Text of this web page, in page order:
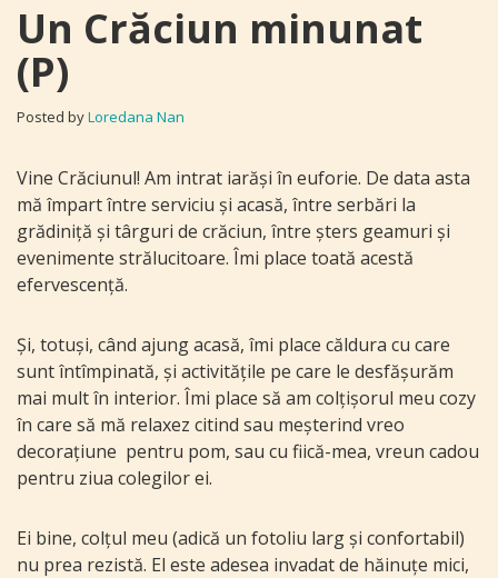
Un Crăciun minunat
(P)
Posted byLoredana Nan
Vine Crăciunul! Am intrat iarăși în euforie. De data asta
mă împart între serviciu și acasă, între serbări la
grădiniță și târguri de crăciun, între șters geamuri și
evenimente strălucitoare. Îmi place toată acestă
efervescență.
Și, totuși, când ajung acasă, îmi place căldura cu care
sunt întîmpinată, și activitățile pe care le desfășurăm
mai mult în interior. Îmi place să am colțișorul meu cozy
în care să mă relaxez citind sau meșterind vreo
decorațiune pentru pom, sau cu fiică-mea, vreun cadou
pentru ziua colegilor ei.
Ei bine, colțul meu (adică un fotoliu larg și confortabil)
nu prea rezistă. El este adesea invadat de hăinuțe mici,